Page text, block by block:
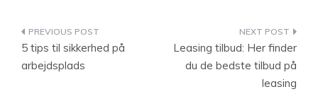
Indlægsnavigation
5 tips til sikkerhed på
arbejdsplads
Leasing tilbud: Her finder
du de bedste tilbud på
leasing